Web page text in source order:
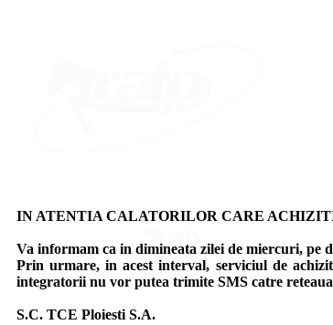
IN ATENTIA CALATORILOR CARE
Va informam ca in dimineata zilei de miercuri, pe
Prin urmare, in acest interval, serviciul de
integratorii nu vor putea trimite SMS catre
S.C. TCE Ploiesti S.A.